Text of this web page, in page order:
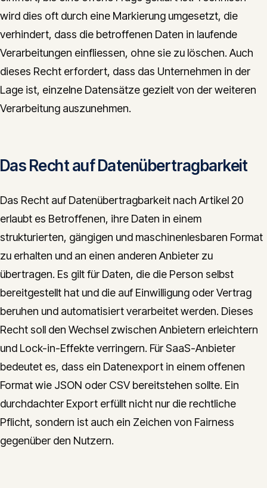
wird dies oft durch eine Markierung umgesetzt, die
verhindert, dass die betroffenen Daten in laufende
Verarbeitungen einfliessen, ohne sie zu löschen. Auch
dieses Recht erfordert, dass das Unternehmen in der
Lage ist, einzelne Datensätze gezielt von der weiteren
Verarbeitung auszunehmen.
Das Recht auf Datenübertragbarkeit
Das Recht auf Datenübertragbarkeit nach Artikel 20
erlaubt es Betroffenen, ihre Daten in einem
strukturierten, gängigen und maschinenlesbaren Format
zu erhalten und an einen anderen Anbieter zu
übertragen. Es gilt für Daten, die die Person selbst
bereitgestellt hat und die auf Einwilligung oder Vertrag
beruhen und automatisiert verarbeitet werden. Dieses
Recht soll den Wechsel zwischen Anbietern erleichtern
und Lock-in-Effekte verringern. Für SaaS-Anbieter
bedeutet es, dass ein Datenexport in einem offenen
Format wie JSON oder CSV bereitstehen sollte. Ein
durchdachter Export erfüllt nicht nur die rechtliche
Pflicht, sondern ist auch ein Zeichen von Fairness
gegenüber den Nutzern.